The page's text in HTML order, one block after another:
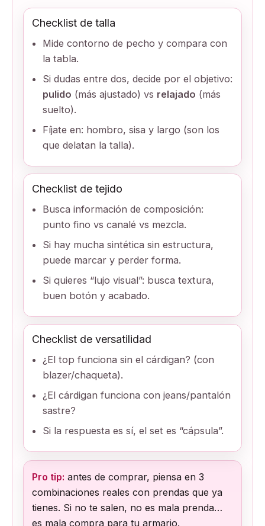
Checklist de talla
Mide contorno de pecho y compara con
la tabla.
Si dudas entre dos, decide por el objetivo:
pulido (más ajustado) vs relajado (más
suelto).
Fíjate en: hombro, sisa y largo (son los
que delatan la talla).
Checklist de tejido
Busca información de composición:
punto fino vs canalé vs mezcla.
Si hay mucha sintética sin estructura,
puede marcar y perder forma.
Si quieres “lujo visual”: busca textura,
buen botón y acabado.
Checklist de versatilidad
¿El top funciona sin el cárdigan? (con
blazer/chaqueta).
¿El cárdigan funciona con jeans/pantalón
sastre?
Si la respuesta es sí, el set es “cápsula”.
Pro tip: antes de comprar, piensa en 3
combinaciones reales con prendas que ya
tienes. Si no te salen, no es mala prenda…
es mala compra para tu armario.